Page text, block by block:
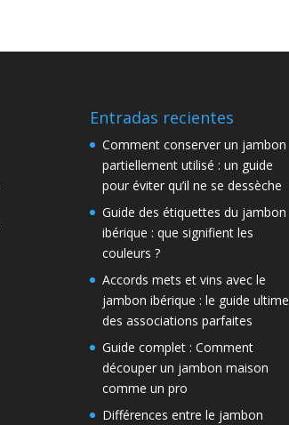
Entradas recientes
Comment conserver un jambon
partiellement utilisé : un guide
pour éviter qu’il ne se dessèche
Guide des étiquettes du jambon
ibérique : que signifient les
couleurs ?
Accords mets et vins avec le
jambon ibérique : le guide ultime
des associations parfaites
Guide complet : Comment
découper un jambon maison
comme un pro
Différences entre le jambon